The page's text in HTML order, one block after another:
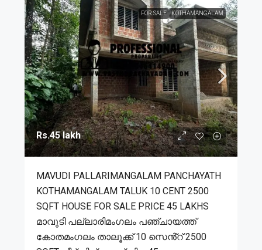
FOR SALE KOTHAMANGALAM
Rs.45 lakh
MAVUDI PALLARIMANGALAM PANCHAYATH
KOTHAMANGALAM TALUK 10 CENT 2500
SQFT HOUSE FOR SALE PRICE 45 LAKHS
മാവുടി പല്ലാരിമംഗലം പഞ്ചായത്ത്
കോതമംഗലം താലൂക്ക് 10 സെൻ്റ് 2500